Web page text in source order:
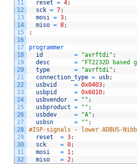
11
12
13
14
15
16
17
18
19
20
21
22
23
24
25
26
27
28
29
30
31
32
reset = 4;
sck = 7;
mosi = 3;
miso = 8;
;
programmer
id
= "avrftdi" ;
desc
= "FT2232D based
type
= "avrftdi" ;
connection_type = usb;
usbvid
= 0x0403;
usbpid
= 0x6010;
usbvendor
= "" ;
usbproduct = "" ;
usbdev
= "A" ;
usbsn
= "" ;
#ISP-signals - lower ADBUS-
reset
= 3;
sck
= 0;
mosi
= 1;
miso
= 2;